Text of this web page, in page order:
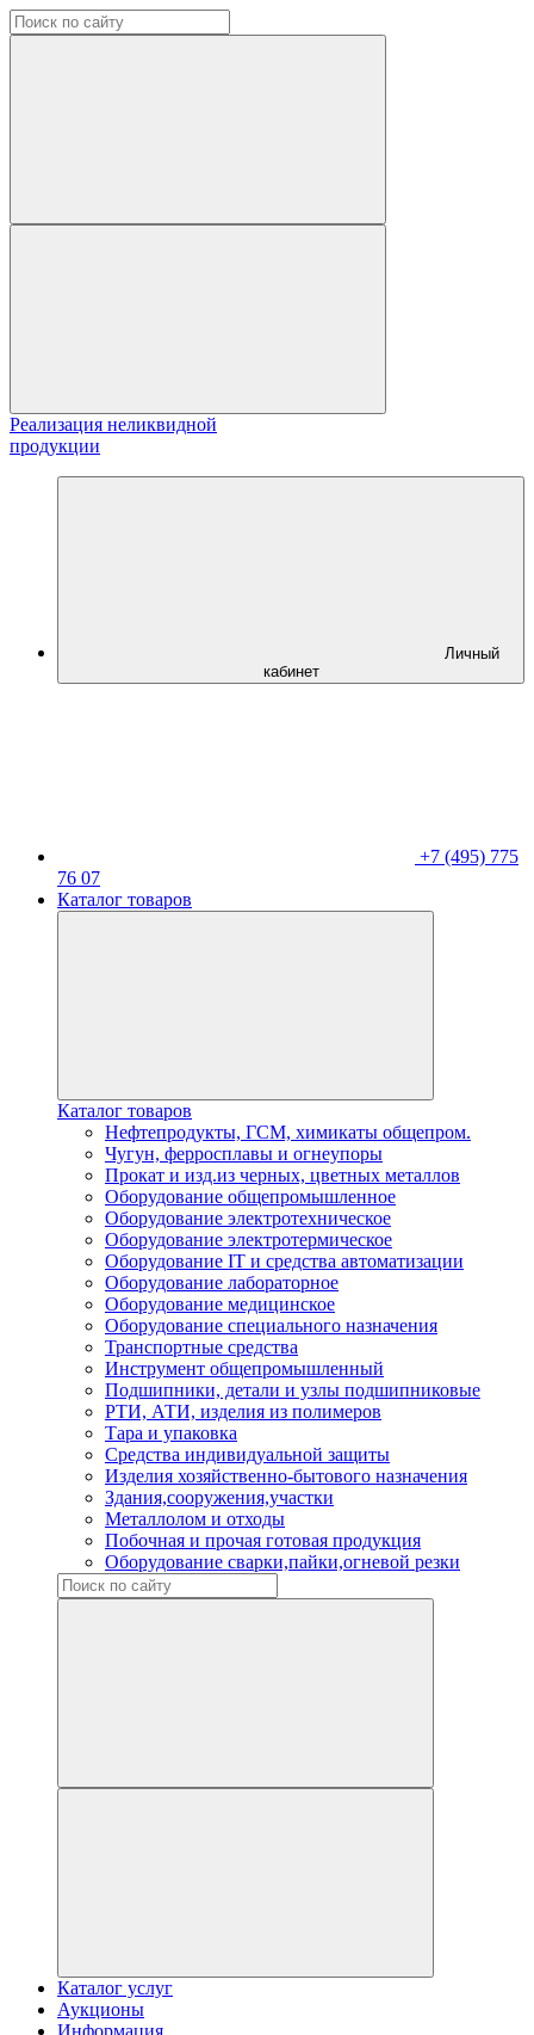
Реализация неликвидной
продукции
Личный
кабинет
+7 (495) 775
76 07
Каталог товаров
Каталог товаров
Нефтепродукты, ГСМ, химикаты общепром.
Чугун, ферросплавы и огнеупоры
Прокат и изд.из черных, цветных металлов
Оборудование общепромышленное
Оборудование электротехническое
Оборудование электротермическое
Оборудование IT и средства автоматизации
Оборудование лабораторное
Оборудование медицинское
Оборудование специального назначения
Транспортные средства
Инструмент общепромышленный
Подшипники, детали и узлы подшипниковые
РТИ, АТИ, изделия из полимеров
Тара и упаковка
Средства индивидуальной защиты
Изделия хозяйственно-бытового назначения
Здания,сооружения,участки
Металлолом и отходы
Побочная и прочая готовая продукция
Оборудование сварки,пайки,огневой резки
Каталог услуг
Аукционы
Информация